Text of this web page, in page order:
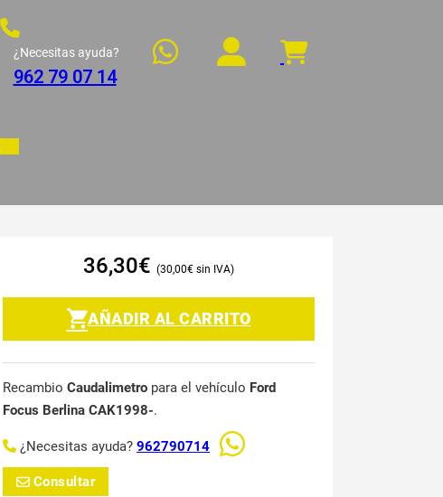
¿Necesitas ayuda?
962 79 07 14
36,30€ 30,00€
AÑADIR AL CARRITO
Recambio Caudalimetro para el vehículo Ford
Focus Berlina CAK1998-.
¿Necesitas ayuda? 962790714
Consultar